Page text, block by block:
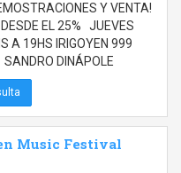
Y VENTA!
EL 25% JUEVES
A 19HS IRIGOYEN 999
DINÁPOLE
Music Festival